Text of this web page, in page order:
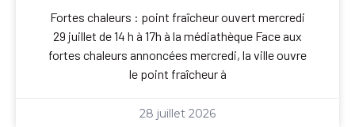
Fortes chaleurs : point fraîcheur ouvert mercredi
29 juillet de 14 h à 17h à la médiathèque Face aux
fortes chaleurs annoncées mercredi, la ville ouvre
le point fraîcheur à
28 juillet 2026